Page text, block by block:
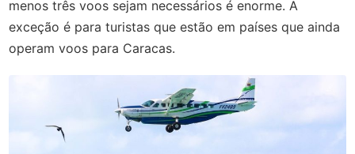
menos três voos sejam necessários é enorme. A
exceção é para turistas que estão em países que ainda
operam voos para Caracas.